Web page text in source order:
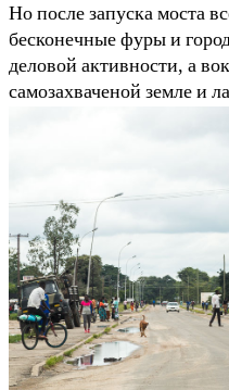
Но после запуска моста
бесконечные фуры и
деловой активности, а
самозахваченой земле и